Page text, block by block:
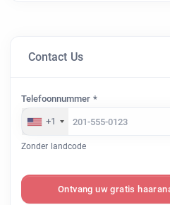
Contact Us
Telefoonnummer *
+1
Zonder landcode
Ontvang uw gratis